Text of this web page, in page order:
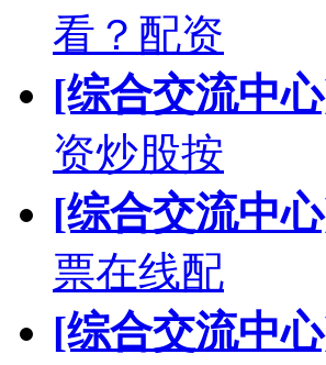
看？配资
[综合交流中
资炒股按
[综合交流中
票在线配
[综合交流中